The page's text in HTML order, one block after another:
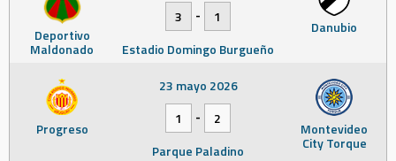
Deportivo
Maldonado
Danubio
3
-
1
Estadio Domingo Burgueño
Progreso Montevideo
City Torque
23 mayo 2026
1
-
2
Parque Paladino